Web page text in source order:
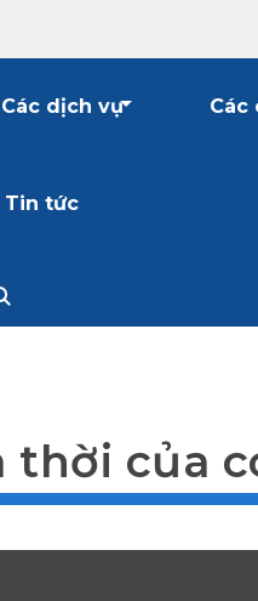
Các dịch vụ Các
Tin tức
thời của